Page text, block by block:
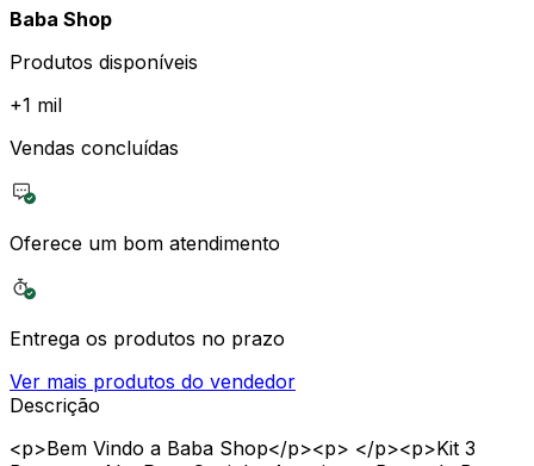
Baba Shop
Produtos disponíveis
+1 mil
Vendas concluídas
Oferece um bom atendimento
Entrega os produtos no prazo
Ver mais produtos do vendedor
Descrição
<p>Bem Vindo a Baba Shop</p><p> </p><p>Kit 3